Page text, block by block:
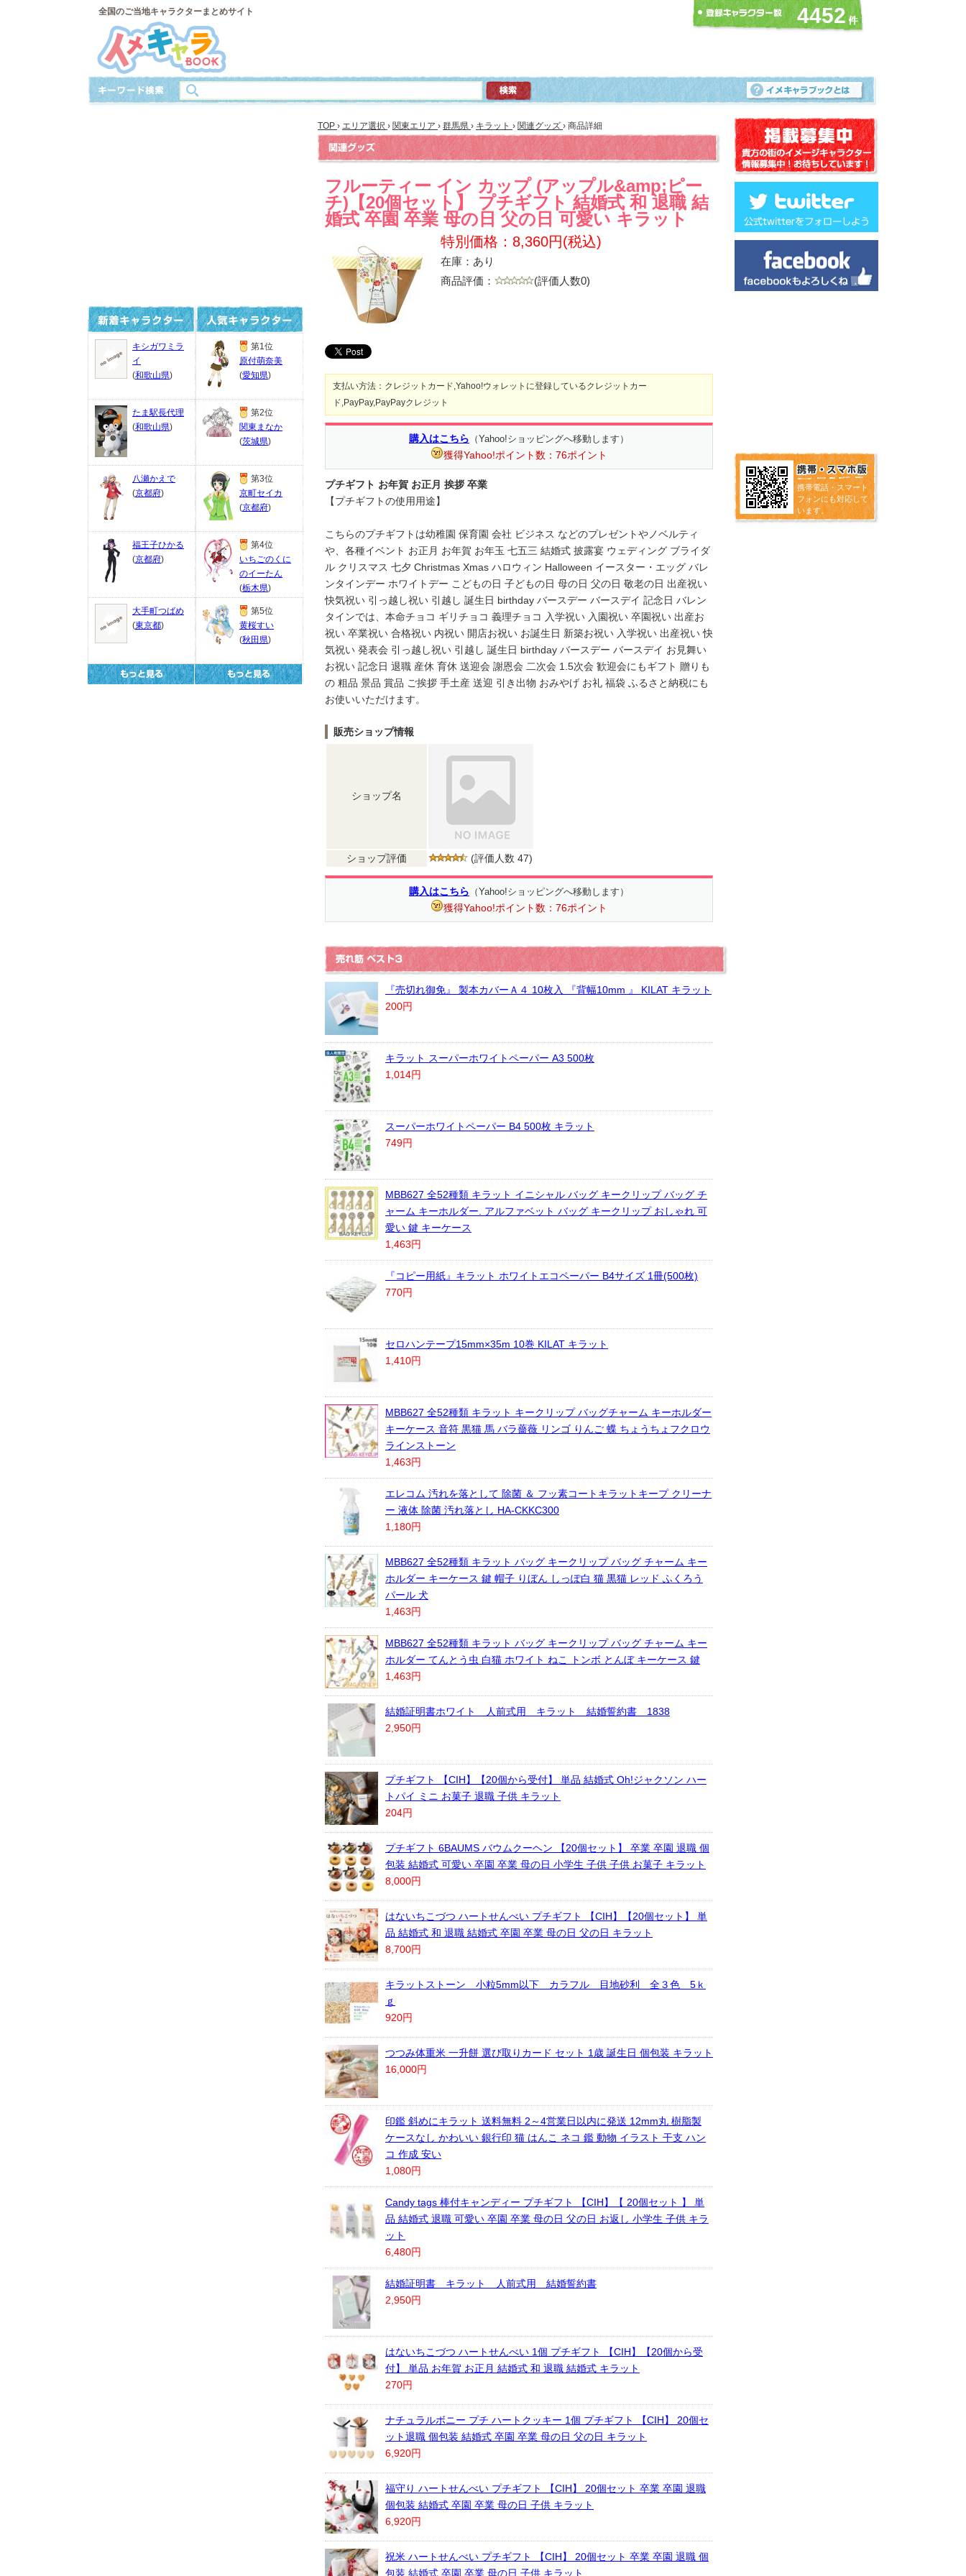
全国のご当地キャラクターまとめサイト 4452
キシガワミラ
イ
(和歌山県)
たま駅長代理
(和歌山県)
八瀬かえで
(京都府)
福王子ひかる
(京都府)
大手町つばめ
(東京都)
第1位
原付萌奈美
(愛知県)
第2位
関東まなか
(茨城県)
第3位
京町セイカ
(京都府)
第4位
いちごのくに
のイーたん
(栃木県)
第5位
黄桜すい
(秋田県)
TOP › エリア選択 › 関東エリア › 群馬県 › キラット › 関連グッズ › 商品詳細
フルーティー イン カップ (アップル&amp;ピー
チ)【20個セット】 プチギフト 結婚式 和 退職 結
婚式 卒園 卒業 母の日 父の日 可愛い キラット
特別価格：8,360円(税込)
在庫：あり
商品評価：
(評価人数0)
支払い方法：クレジットカード,Yahoo!ウォレットに登録しているクレジットカー
ド,PayPay,PayPayクレジット
購入はこちら （Yahoo!ショッピングへ移動します）
獲得Yahoo!ポイント数：76ポイント
プチギフト お年賀 お正月 挨拶 卒業
【プチギフトの使用用途】
こちらのプチギフトは幼稚園 保育園 会社 ビジネス などのプレゼントやノベルティ
や、各種イベント お正月 お年賀 お年玉 七五三 結婚式 披露宴 ウェディング ブライダ
ル クリスマス 七夕 Christmas Xmas ハロウィン Halloween イースター・エッグ バレ
ンタインデー ホワイトデー こどもの日 子どもの日 母の日 父の日 敬老の日 出産祝い
快気祝い 引っ越し祝い 引越し 誕生日 birthday バースデー バースデイ 記念日 バレン
タインでは、本命チョコ ギリチョコ 義理チョコ 入学祝い 入園祝い 卒園祝い 出産お
祝い 卒業祝い 合格祝い 内祝い 開店お祝い お誕生日 新築お祝い 入学祝い 出産祝い 快
気祝い 発表会 引っ越し祝い 引越し 誕生日 birthday バースデー バースデイ お見舞い
お祝い 記念日 退職 産休 育休 送迎会 謝恩会 二次会 1.5次会 歓迎会にもギフト 贈りも
の 粗品 景品 賞品 ご挨拶 手土産 送迎 引き出物 おみやげ お礼 福袋 ふるさと納税にも
お使いいただけます。
販売ショップ情報
ショップ名
ショップ評価 (評価人数 47)
購入はこちら （Yahoo!ショッピングへ移動します）
獲得Yahoo!ポイント数：76ポイント
『売切れ御免』 製本カバーＡ４ 10枚入 『背幅10mm 』 KILAT キラット
200円
キラット スーパーホワイトペーパー A3 500枚
1,014円
スーパーホワイトペーパー B4 500枚 キラット
749円
MBB627 全52種類 キラット イニシャル バッグ キークリップ バッグ チ
ャーム キーホルダー. アルファベット バッグ キークリップ おしゃれ 可
愛い 鍵 キーケース
1,463円
『コピー用紙』キラット ホワイトエコペーパー B4サイズ 1冊(500枚)
770円
セロハンテープ15mm×35m 10巻 KILAT キラット
1,410円
MBB627 全52種類 キラット キークリップ バッグチャーム キーホルダー
キーケース 音符 黒猫 馬 バラ薔薇 リンゴ りんご 蝶 ちょうちょフクロウ
ラインストーン
1,463円
エレコム 汚れを落として 除菌 ＆ フッ素コートキラットキープ クリーナ
ー 液体 除菌 汚れ落とし HA-CKKC300
1,180円
MBB627 全52種類 キラット バッグ キークリップ バッグ チャーム キー
ホルダー キーケース 鍵 帽子 りぼん しっぽ白 猫 黒猫 レッド ふくろう
パール 犬
1,463円
MBB627 全52種類 キラット バッグ キークリップ バッグ チャーム キー
ホルダー てんとう虫 白猫 ホワイト ねこ トンボ とんぼ キーケース 鍵
1,463円
結婚証明書ホワイト 人前式用 キラット 結婚誓約書 1838
2,950円
プチギフト 【CIH】【20個から受付】 単品 結婚式 Oh!ジャクソン ハー
トパイ ミニ お菓子 退職 子供 キラット
204円
プチギフト 6BAUMS バウムクーヘン 【20個セット】 卒業 卒園 退職 個
包装 結婚式 可愛い 卒園 卒業 母の日 小学生 子供 子供 お菓子 キラット
8,000円
はないちこづつ ハートせんべい プチギフト 【CIH】【20個セット】 単
品 結婚式 和 退職 結婚式 卒園 卒業 母の日 父の日 キラット
8,700円
キラットストーン 小粒5mm以下 カラフル 目地砂利 全３色 5ｋ
ｇ
920円
つつみ体重米 一升餅 選び取りカード セット 1歳 誕生日 個包装 キラット
16,000円
印鑑 斜めにキラット 送料無料 2～4営業日以内に発送 12mm丸 樹脂製
ケースなし かわいい 銀行印 猫 はんこ ネコ 鑑 動物 イラスト 干支 ハン
コ 作成 安い
1,080円
Candy tags 棒付キャンディー プチギフト 【CIH】【 20個セット 】 単
品 結婚式 退職 可愛い 卒園 卒業 母の日 父の日 お返し 小学生 子供 キラ
ット
6,480円
結婚証明書 キラット 人前式用 結婚誓約書
2,950円
はないちこづつ ハートせんべい 1個 プチギフト 【CIH】【20個から受
付】 単品 お年賀 お正月 結婚式 和 退職 結婚式 キラット
270円
ナチュラルボニー プチ ハートクッキー 1個 プチギフト 【CIH】 20個セ
ット退職 個包装 結婚式 卒園 卒業 母の日 父の日 キラット
6,920円
福守り ハートせんべい プチギフト 【CIH】 20個セット 卒業 卒園 退職
個包装 結婚式 卒園 卒業 母の日 子供 キラット
6,920円
祝米 ハートせんべい プチギフト 【CIH】 20個セット 卒業 卒園 退職 個
包装 結婚式 卒園 卒業 母の日 子供 キラット
携帯電話・スマート
フォンにも対応して
います。